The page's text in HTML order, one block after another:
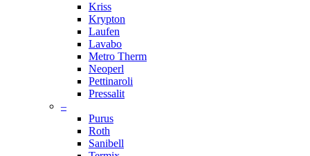
Kriss
Krypton
Laufen
Lavabo
Metro Therm
Neoperl
Pettinaroli
Pressalit
–
Purus
Roth
Sanibell